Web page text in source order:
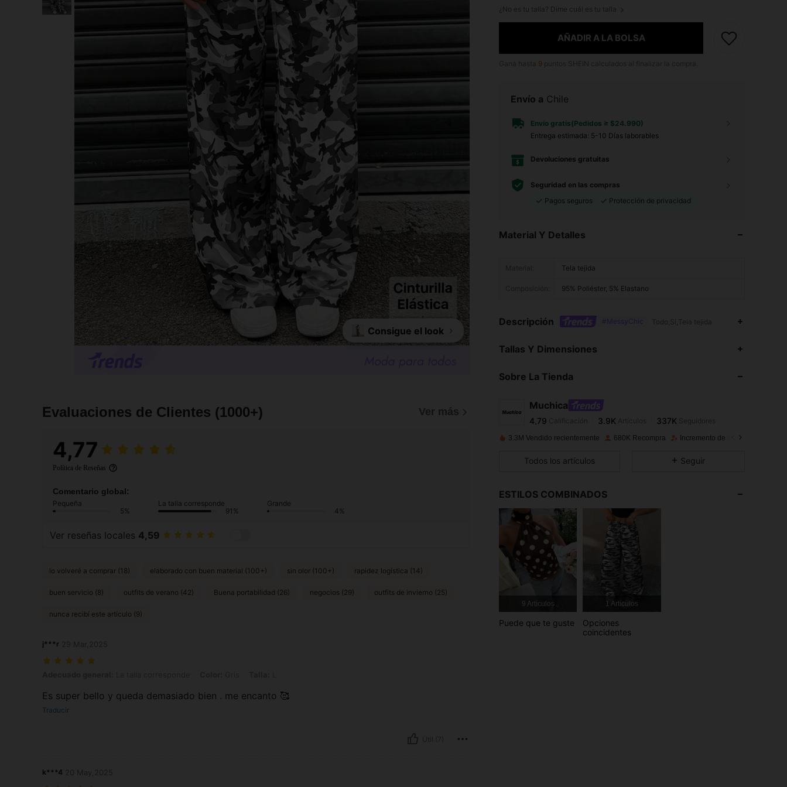
Consigue el look
Evaluaciones de Clientes (1000+) Ver más
4,77
Política de Reseñas
Comentario global:
Pequeña
5%
La talla corresponde
91%
Grande
4%
Ver reseñas locales 4,59
lo volveré a comprar (18) elaborado con buen material (100+) sin olor (100+) rapidez logística (14)
buen servicio (8) outfits de verano (42) Buena portabilidad (26) negocios (29) outfits de invierno (25)
nunca recibí este artículo (9)
j***r
Es super bello y queda demasiado bien . me encanto 🥰
Traducir
k***4
¿No es tu talla? Dime cuál es tu talla
AÑADIR A LA BOLSA
9
Envío a Chile
Envío gratis(Pedidos ≥ $24.990)
Entrega estimada: 5-10 Días laborables
Devoluciones gratuitas
Seguridad en las compras
Pagos seguros
Protección de privacidad
Material Y Detalles
Tela tejida
95% Poliéster, 5% Elastano
Descripción Todo,Sí,Tela tejida
Tallas Y Dimensiones
Sobre La Tienda
Muchica
4,79 3.9K 337K
4,79 337K
4,79 3.9K
4,79 3.9K
4,79 3.9K
3.9K
3.9K
3.3M Vendido recientemente 680K Recompra Incremento de seguidores de
Todos los artículos Seguir
ESTILOS COMBINADOS
9 Artículos
Puede que te guste
1 Artículos
Opciones
coincidentes